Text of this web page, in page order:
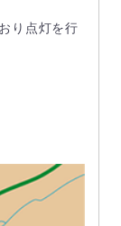
り点灯を行